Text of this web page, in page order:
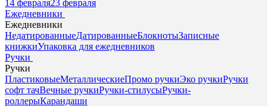
14 февраля23 февраля
Ежедневники
Ежедневники
НедатированныеДатированныеБлокнотыЗаписные
книжкиУпаковка для ежедневников
Ручки
Ручки
ПластиковыеМеталлическиеПромо ручкиЭко ручкиРучки
софт тачВечные ручкиРучки-стилусыРучки-
роллерыКарандаши